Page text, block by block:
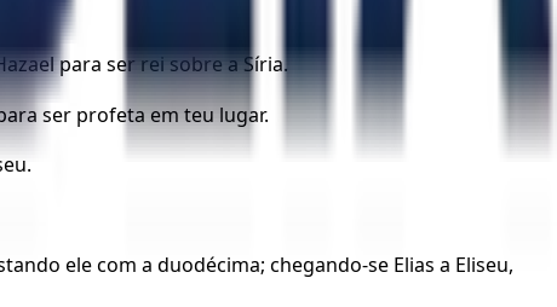
para ser rei sobre a Síria.
ser profeta em teu lugar.
ele com a duodécima; chegando-se Elias a Eliseu,